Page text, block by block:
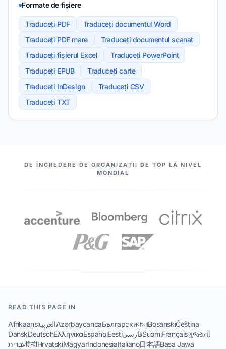
Formate de fișiere
Traduceți PDF
Traduceți documentul Word
Traduceți PDF mare
Traduceți documentul scanat
Traduceți fișierul Excel
Traduceți PowerPoint
Traduceți EPUB
Traduceți carte
Traduceți InDesign
Traduceți CSV
Traduceți TXT
PARTENERII NOȘTRI
DE ÎNCREDERE DE ORGANIZAȚII DE TOP LA NIVEL
MONDIAL
READ THIS PAGE IN
AfrikaansالعربيةAzərbaycancaБългарскиবাংলাBosanskiČeština
DanskDeutschΕλληνικάEspañolEestiفارسیSuomiFrançaisગુજરાતી
עבריתहिन्दीHrvatskiMagyarIndonesiaItaliano日本語Basa Jawa